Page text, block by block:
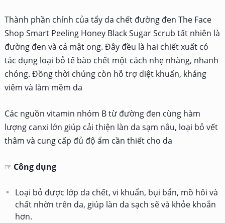
Thành phần chính của tẩy da chết đường đen The Face
Shop Smart Peeling Honey Black Sugar Scrub tất nhiên là
đường đen và cả mật ong. Đây đều là hai chiết xuất có
tác dụng loại bỏ tế bào chết một cách nhẹ nhàng, nhanh
chóng. Đồng thời chúng còn hỗ trợ diệt khuẩn, kháng
viêm và làm mềm da
Các nguồn vitamin nhóm B từ đường đen cùng hàm
lượng canxi lớn giúp cải thiện làn da sạm nâu, loại bỏ vết
thâm và cung cấp đủ độ ẩm cần thiết cho da
☞ Công dụng
Loại bỏ được lớp da chết, vi khuẩn, bụi bẩn, mồ hôi và
chất nhờn trên da, giúp làn da sạch sẽ và khỏe khoắn
hơn.